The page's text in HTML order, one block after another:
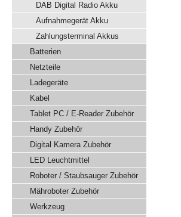
DAB Digital Radio Akku
Aufnahmegerät Akku
Zahlungsterminal Akkus
Batterien
Netzteile
Ladegeräte
Kabel
Tablet PC / E-Reader Zubehör
Handy Zubehör
Digital Kamera Zubehör
LED Leuchtmittel
Roboter / Staubsauger Zubehör
Mähroboter Zubehör
Werkzeug